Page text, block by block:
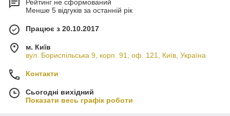
Рейтинг не сформований
Менше 5 відгуків за останній рік
Працює з 20.10.2017
м. Київ
вул. Бориспільська 9, корп. 91, оф. 121, Київ, Україна
Контакти
Сьогодні вихідний
Показати весь графік роботи